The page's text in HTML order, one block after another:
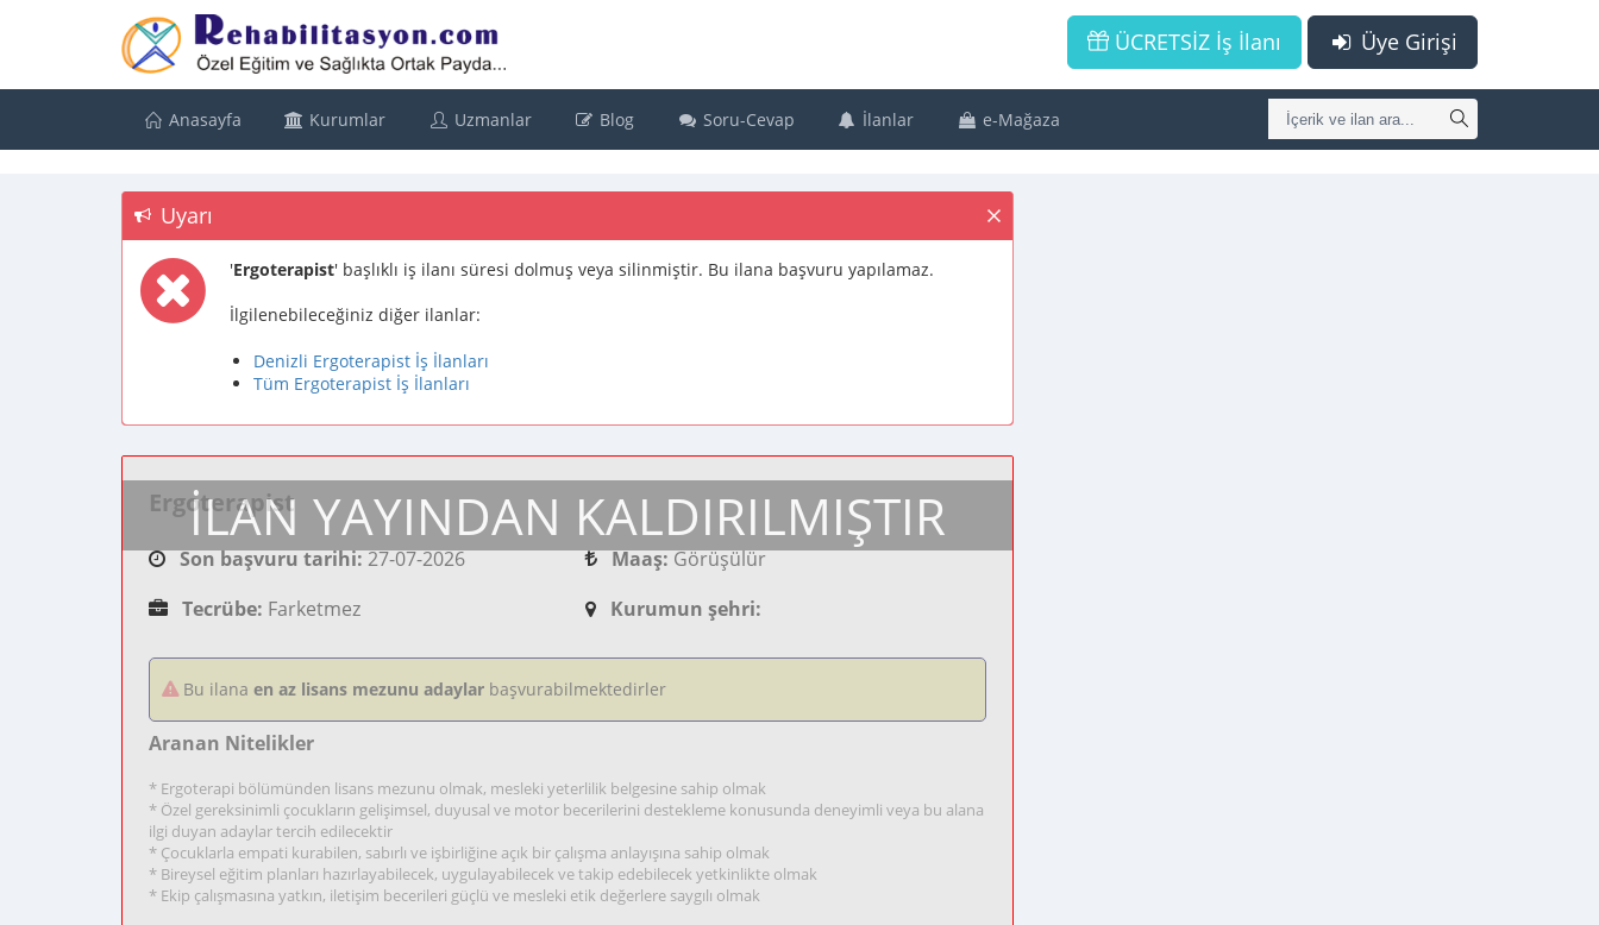
Üye Girişi
ÜCRETSİZ İş İlanı
Anasayfa Kurumlar Uzmanlar Blog Soru-Cevap İlanlar e-Mağaza
Uyarı
'Ergoterapist' başlıklı iş ilanı süresi dolmuş veya silinmiştir. Bu ilana başvuru yapılamaz.
İlgilenebileceğiniz diğer ilanlar:
Denizli Ergoterapist İş İlanları
Tüm Ergoterapist İş İlanları
İLAN YAYINDAN KALDIRILMIŞTIR
Ergoterapist
Son başvuru tarihi:27-07-2026 Maaş:Görüşülür
Tecrübe: Farketmez Kurumun şehri:
Bu ilana en az lisans mezunu adaylar başvurabilmektedirler
Aranan Nitelikler
* Ergoterapi bölümünden lisans mezunu olmak, mesleki yeterlilik belgesine sahip olmak
* Özel gereksinimli çocukların gelişimsel, duyusal ve motor becerilerini destekleme konusunda deneyimli veya bu alana
ilgi duyan adaylar tercih edilecektir
* Çocuklarla empati kurabilen, sabırlı ve işbirliğine açık bir çalışma anlayışına sahip olmak
* Bireysel eğitim planları hazırlayabilecek, uygulayabilecek ve takip edebilecek yetkinlikte olmak
* Ekip çalışmasına yatkın, iletişim becerileri güçlü ve mesleki etik değerlere saygılı olmak